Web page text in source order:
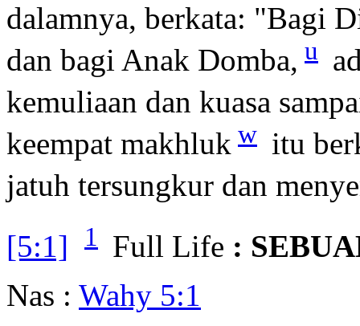
dalamnya, berkata: "Bagi
dan bagi Anak Domba, u
kemuliaan dan kuasa
keempat makhluk w itu
jatuh tersungkur dan
[5:1]
1 Full Life :
Nas : Wahy 5:1